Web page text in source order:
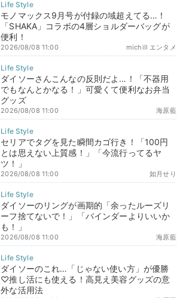
モノマックス9月号が付録の域超えてる…！
「SHAKA」コラボの4層ショルダーバッグが
便利！
michill エンタメ
2026/08/08 11:00
ダイソーさんこんなの反則だよ…！「不器用
でもなんとかなる！」可愛くて便利なお弁当
グッズ
海原藍
2026/08/08 11:00
セリアでタグを見た瞬間カゴ行き！「100円
とは思えない上質感！」「今流行ってるヤ
ツ！」
如月せり
2026/08/08 11:00
ダイソーのリングが画期的「余ったルーズリ
ーフ捨てないで！」「バインダーよりいいか
も！」
海原藍
2026/08/08 11:00
ダイソーのこれ…「じゃない使い方」が優勝
♡推し活にも使える！高見え美容グッズの意
外な活用法